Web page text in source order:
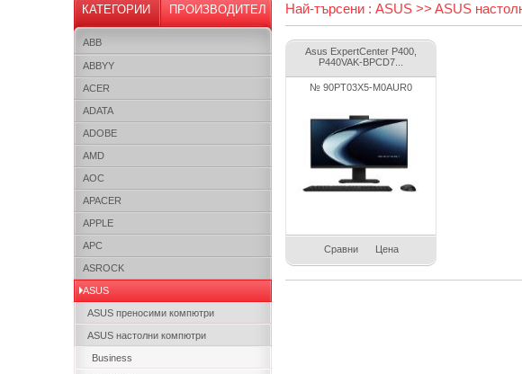
КАТЕГОРИИ ПРОИЗВОДИТЕЛ
ABB
ABBYY
ACER
ADATA
ADOBE
AMD
AOC
APACER
APPLE
APC
ASROCK
ASUS
ASUS преносими компютри
ASUS настолни компютри
Business
Най-търсени : ASUS >> ASUS
Asus ExpertCenter P400,
P440VAK-BPCD7...
№ 90PT03X5-M0AUR0
Сравни Цена